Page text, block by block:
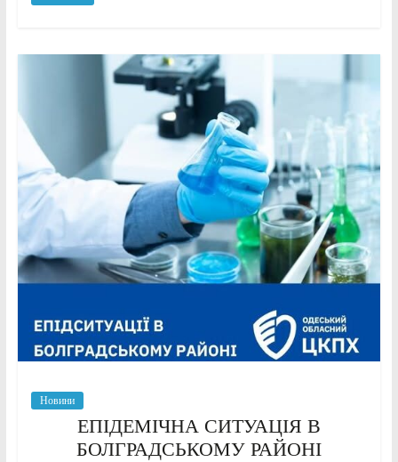
Новини
ЕПІДЕМІЧНА СИТУАЦІЯ В
БОЛГРАДСЬКОМУ РАЙОНІ